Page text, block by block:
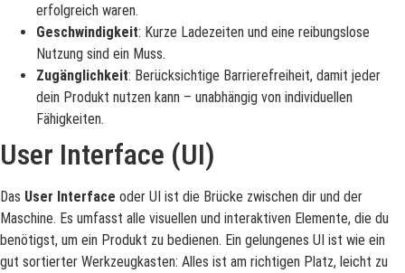
erfolgreich waren.
Geschwindigkeit: Kurze Ladezeiten und eine reibungslose
Nutzung sind ein Muss.
Zugänglichkeit: Berücksichtige Barrierefreiheit, damit jeder
dein Produkt nutzen kann – unabhängig von individuellen
Fähigkeiten.
User Interface (UI)
Das User Interface oder UI ist die Brücke zwischen dir und der
Maschine. Es umfasst alle visuellen und interaktiven Elemente, die du
benötigst, um ein Produkt zu bedienen. Ein gelungenes UI ist wie ein
gut sortierter Werkzeugkasten: Alles ist am richtigen Platz, leicht zu